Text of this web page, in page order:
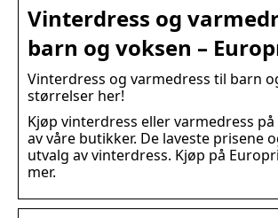
Vinterdress og
barn og voksen –
Vinterdress og varmedress til barn
størrelser her!
Kjøp vinterdress eller varmedress
av våre butikker. De laveste prisene
utvalg av vinterdress. Kjøp på
mer.